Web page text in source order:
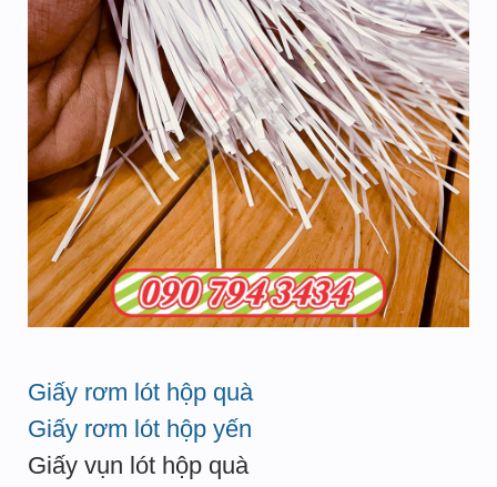
Giấy rơm lót hộp quà
Giấy rơm lót hộp yến
Giấy vụn lót hộp quà